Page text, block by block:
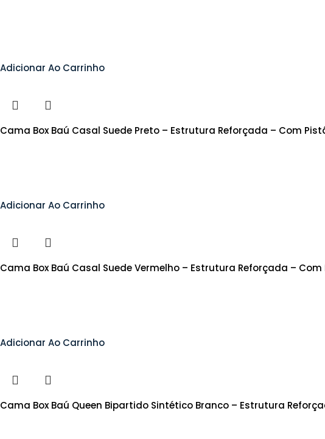
Adicionar Ao Carrinho
Cama Box Baú Casal Suede Preto – Estrutura Reforçada – Com
Adicionar Ao Carrinho
Cama Box Baú Casal Suede Vermelho – Estrutura Reforçada – Com
Adicionar Ao Carrinho
Cama Box Baú Queen Bipartido Sintético Branco – Estrutura